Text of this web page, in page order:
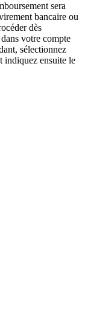
sera
bancaire ou
dès
votre compte
sélectionnez
indiquez ensuite le